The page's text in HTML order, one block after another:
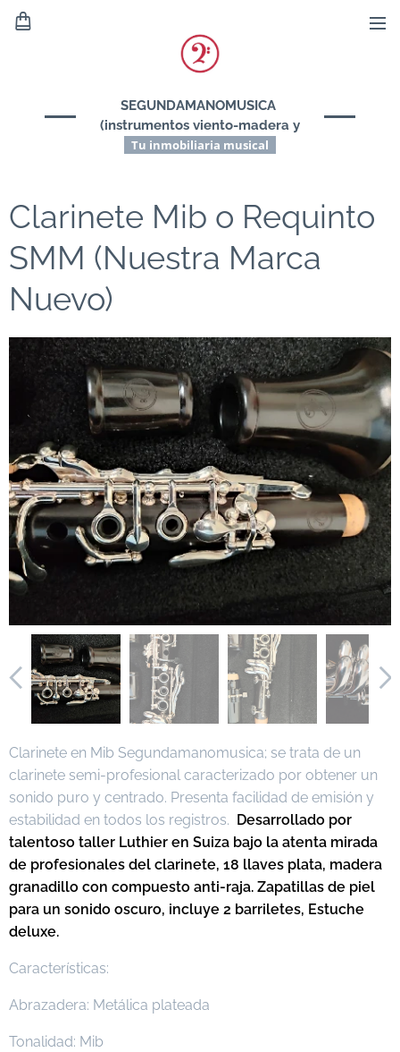
SEGUNDAMANOMUSICA
(instrumentos viento-madera y
viento-metal)
Tu inmobiliaria musical
Clarinete Mib o Requinto
SMM (Nuestra Marca
Nuevo)
Clarinete en Mib Segundamanomusica; se trata de un
clarinete semi-profesional caracterizado por obtener un
sonido puro y centrado. Presenta facilidad de emisión y
estabilidad en todos los registros. Desarrollado por
talentoso taller Luthier en Suiza bajo la atenta mirada
de profesionales del clarinete, 18 llaves plata, madera
granadillo con compuesto anti-raja. Zapatillas de piel
para un sonido oscuro, incluye 2 barriletes, Estuche
deluxe.
Características:
Abrazadera: Metálica plateada
Tonalidad: Mib